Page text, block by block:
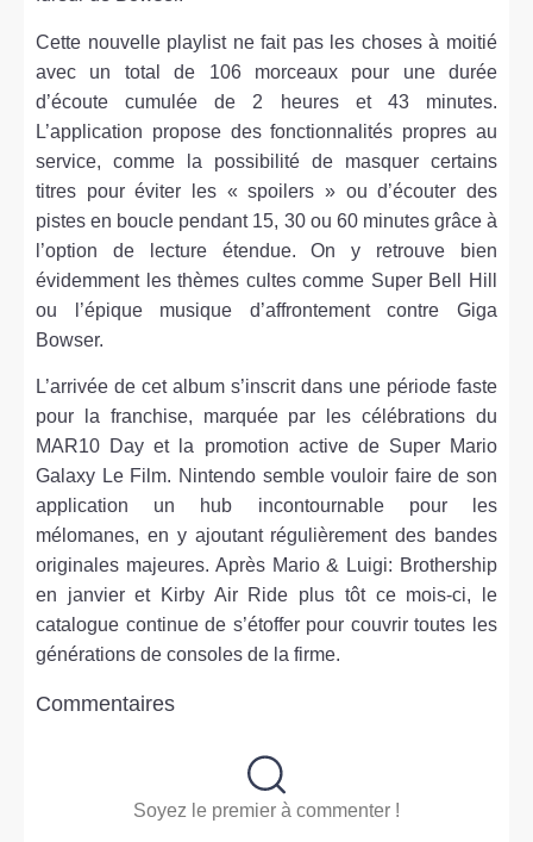
Cette nouvelle playlist ne fait pas les choses à moitié
avec un total de 106 morceaux pour une durée
d’écoute cumulée de 2 heures et 43 minutes.
L’application propose des fonctionnalités propres au
service, comme la possibilité de masquer certains
titres pour éviter les « spoilers » ou d’écouter des
pistes en boucle pendant 15, 30 ou 60 minutes grâce à
l’option de lecture étendue. On y retrouve bien
évidemment les thèmes cultes comme Super Bell Hill
ou l’épique musique d’affrontement contre Giga
Bowser.
L’arrivée de cet album s’inscrit dans une période faste
pour la franchise, marquée par les célébrations du
MAR10 Day et la promotion active de Super Mario
Galaxy Le Film. Nintendo semble vouloir faire de son
application un hub incontournable pour les
mélomanes, en y ajoutant régulièrement des bandes
originales majeures. Après Mario & Luigi: Brothership
en janvier et Kirby Air Ride plus tôt ce mois-ci, le
catalogue continue de s’étoffer pour couvrir toutes les
générations de consoles de la firme.
Commentaires
Soyez le premier à commenter !